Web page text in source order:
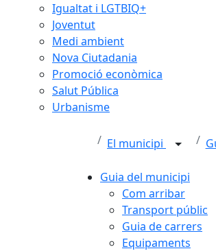
Igualtat i LGTBIQ+
Joventut
Medi ambient
Nova Ciutadania
Promoció econòmica
Salut Pública
Urbanisme
El municipi
Guia del municipi
Com arribar
Transport públic
Guia de carrers
Equipaments